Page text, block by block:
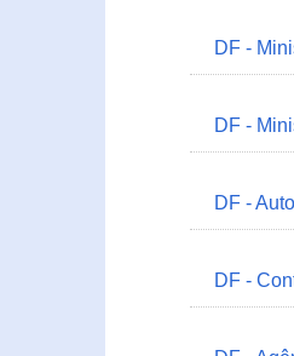
DF -
DF -
DF -
DF -